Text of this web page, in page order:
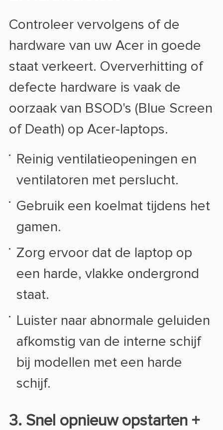
Controleer vervolgens of de
hardware van uw Acer in goede
staat verkeert. Oververhitting of
defecte hardware is vaak de
oorzaak van BSOD's (Blue Screen
of Death) op Acer-laptops.
Reinig ventilatieopeningen en
ventilatoren met perslucht.
Gebruik een koelmat tijdens het
gamen.
Zorg ervoor dat de laptop op
een harde, vlakke ondergrond
staat.
Luister naar abnormale geluiden
afkomstig van de interne schijf
bij modellen met een harde
schijf.
3. Snel opnieuw opstarten +